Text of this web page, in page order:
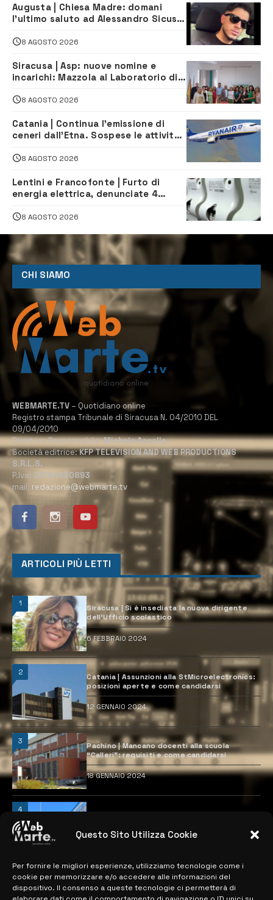
Questo Sito Utilizza Cookie
Per fornire le migliori esperienze, utilizziamo tecnologie come i
cookie per memorizzare e/o accedere alle informazioni del
dispositivo. Il consenso a queste tecnologie ci permetterà di
Augusta | Chiesa Madre: domani
l’ultimo saluto ad Alessandro Sicuso,
8 AGOSTO 2026
Siracusa | Asp: nuove nomine e
incarichi: Mazzola al Laboratorio di
Servizio Legale
8 AGOSTO 2026
Catania | Continua l’emissione di
ceneri dall’Etna. Sospese le attività
8 AGOSTO 2026
Lentini e Francofonte | Furto di
energia elettrica, denunciate 4
8 AGOSTO 2026
CHI SIAMO
WEBMARTE.TV – Quotidiano online
Registro stampa Tribunale di Siracusa N. 04/2010 DEL
09/04/2010
Direttore Responsabile:Michele Accolla
Società editrice:KFP TELEVISION AND WEB PRODUCTIONS
S.R.L.S.
P.Iva: 02184950893
mail: redazione@webmarte.tv
ARTICOLI PIÙ LETTI
1
Siracusa | Si è insediata la nuova dirigente
dell’Ufficio scolastico
6 FEBBRAIO 2024
2
Catania | Assunzioni alla StMicroelectronics:
posizioni aperte e come candidarsi
12 GENNAIO 2024
3
Pachino | Mancano docenti alla scuola
“Calleri”: requisiti e come candidarsi
18 GENNAIO 2024
4
previste
MAPPA DEL SITO